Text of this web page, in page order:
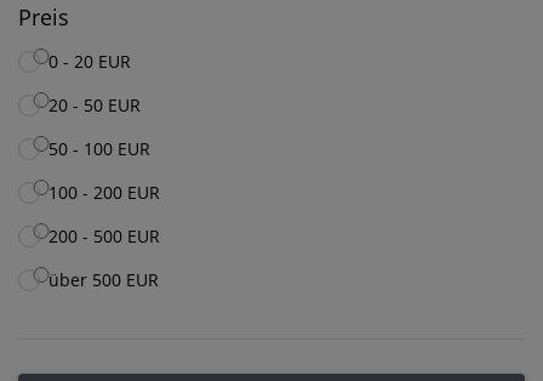
Preis
0 - 20 EUR
20 - 50 EUR
50 - 100 EUR
100 - 200 EUR
200 - 500 EUR
über 500 EUR